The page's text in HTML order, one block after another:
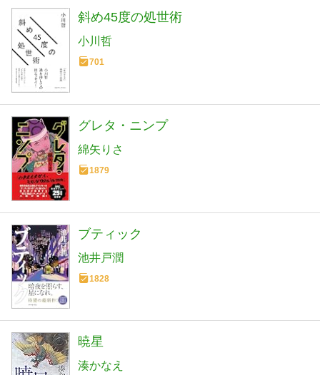
斜め45度の処世術
小川哲
701
グレタ・ニンプ
綿矢りさ
1879
ブティック
池井戸潤
1828
暁星
湊かなえ